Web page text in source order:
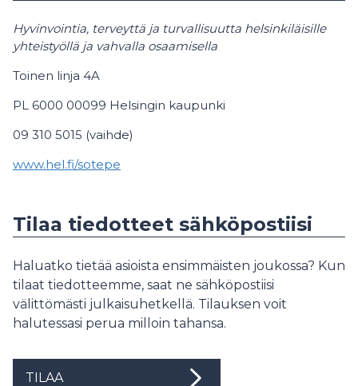
Hyvinvointia, terveyttä ja turvallisuutta helsinkiläisille
yhteistyöllä ja vahvalla osaamisella
Toinen linja 4A
PL 6000 00099 Helsingin kaupunki
09 310 5015 (vaihde)
www.hel.fi/sotepe
Tilaa tiedotteet sähköpostiisi
Haluatko tietää asioista ensimmäisten joukossa? Kun
tilaat tiedotteemme, saat ne sähköpostiisi
välittömästi julkaisuhetkellä. Tilauksen voit
halutessasi perua milloin tahansa.
TILAA